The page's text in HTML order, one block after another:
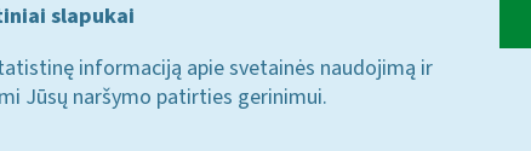
slapukai
informaciją apie svetainės naudojimą ir
Jūsų naršymo patirties gerinimui.